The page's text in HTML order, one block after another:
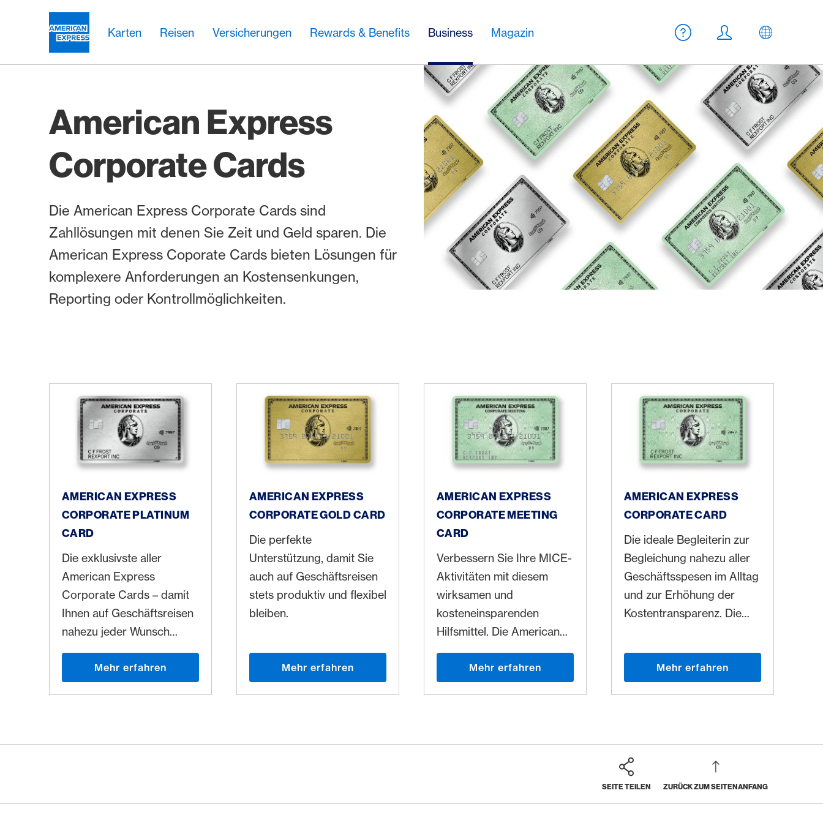
Karten Reisen Versicherungen Rewards & Benefits Business Magazin
Meta Navigation
Hilfe
Login DE
American Express
Corporate Cards
Die American Express Corporate Cards sind
Zahllösungen mit denen Sie Zeit und Geld sparen. Die
American Express Coporate Cards bieten Lösungen für
komplexere Anforderungen an Kostensenkungen,
Reporting oder Kontrollmöglichkeiten.
AMERICAN EXPRESS
CORPORATE PLATINUM
CARD
Die exklusivste aller
American Express
Corporate Cards – damit
Ihnen auf Geschäftsreisen
nahezu jeder Wunsch
erfüllt wird.
Mehr erfahren
AMERICAN EXPRESS
CORPORATE GOLD CARD
Die perfekte
Unterstützung, damit Sie
auch auf Geschäftsreisen
stets produktiv und flexibel
bleiben.
Mehr erfahren
AMERICAN EXPRESS
CORPORATE MEETING
CARD
Verbessern Sie Ihre MICE-
Aktivitäten mit diesem
wirksamen und
kosteneinsparenden
Hilfsmittel. Die American
Express Corporate
Meeting Card eignet sich
vor allem für Abteilungen,
Anspruch nehmen, und
Mehr erfahren
AMERICAN EXPRESS
CORPORATE CARD
Die ideale Begleiterin zur
Begleichung nahezu aller
Geschäftsspesen im Alltag
und zur Erhöhung der
Kostentransparenz. Die
Mitarbeitenden, welche
regelmässig Einkäufe
tätigen oder Spesen
Mehr erfahren
SEITE TEILEN ZURÜCK ZUM SEITENANFANG
Footer